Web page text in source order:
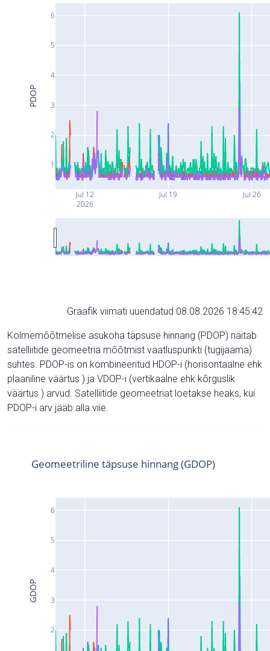
Jul 12
2026
Jul 19 Jul 26
1
2
3
4
5
6
PDOP
Graafik viimati uuendatud 08.08.2026 18:45:42
Kolmemõõtmelise asukoha täpsuse hinnang (PDOP) näitab
satelliitide geomeetria mõõtmist vaatluspunkti (tugijaama)
suhtes. PDOP-is on kombineeritud HDOP-i (horisontaalne ehk
plaaniline väärtus ) ja VDOP-i (vertikaalne ehk kõrguslik
väärtus ) arvud. Satelliitide geomeetriat loetakse heaks, kui
PDOP-i arv jääb alla viie.
2
3
4
5
6
Geomeetriline täpsuse hinnang (GDOP)
GDOP